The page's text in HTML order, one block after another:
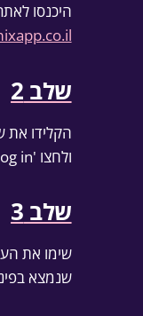
היכנסו
שלב 2
הקלידו
ולחצו 'Log in'.
שלב 3
שימו את
שנמצא